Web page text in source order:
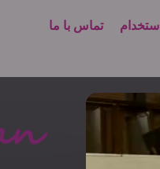
استخدام تماس با ما